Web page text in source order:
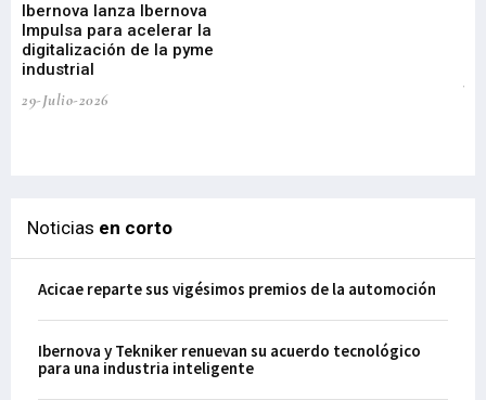
Ibernova lanza Ibernova
Impulsa para acelerar la
digitalización de la pyme
industrial
29-Julio-2026
Noticias en corto
Acicae reparte sus vigésimos premios de la automoción
Ibernova y Tekniker renuevan su acuerdo tecnológico
para una industria inteligente